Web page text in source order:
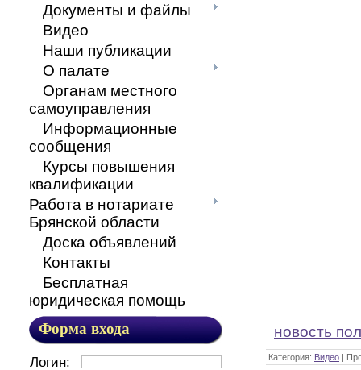
Документы и файлы
Видео
Наши публикации
О палате
Органам местного
самоуправления
Информационные
сообщения
Курсы повышения
квалификации
Работа в нотариате
Брянской области
Доска объявлений
Контакты
Бесплатная
юридическая помощь
Форма входа
Логин:
новость
Категория: Видео |